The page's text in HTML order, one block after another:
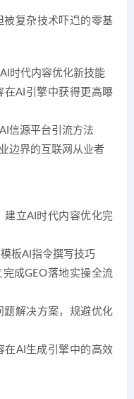
被复杂技术吓退的零基
时代内容优化新技能
在AI引擎中获得更高曝
信源平台引流方法
边界的互联网从业者
建立AI时代内容优化完
板AI指令撰写技巧
成GEO落地实操全流
题解决方案，规避优化
在AI生成引擎中的高效